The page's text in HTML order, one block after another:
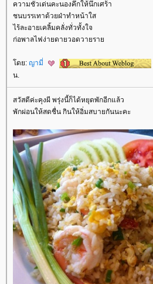
ความชั่วเด่นคะนองคึกให้นึกเศร้า
ชนบรรเทาด้วยฝ่าทำหน้าใส
ไร้ละอายเคลิ้มคลั่งทั่วทั้งใจ
ก่อพาลไฟง่ายดายวอดวายรา
ดย: ญามี่
น.
สวัสดีค่ะคุงผี พรุ่งนี้ก็ได้หยุดพักอีกแล้ว
พักผ่อนให้สดชื่น กินให้อิ่มสบายกันนะคะ